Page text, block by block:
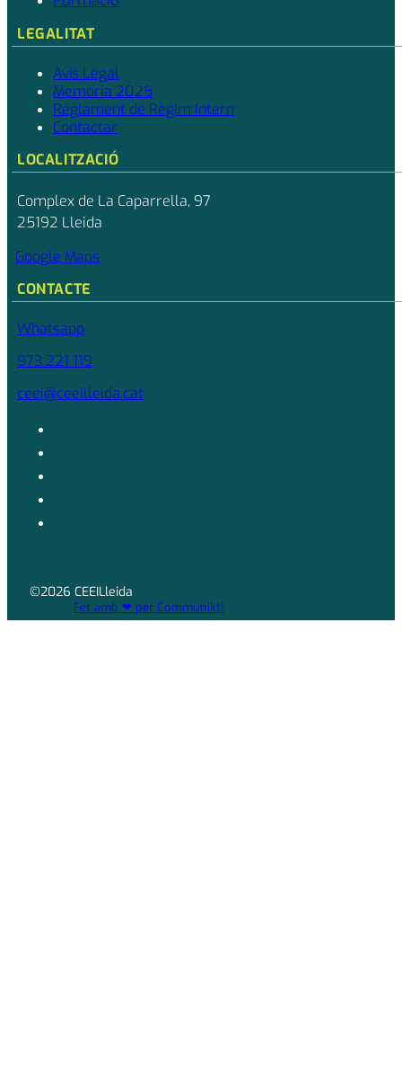
LEGALITAT
Avís Legal
Memòria 2025
Reglament de Règim Intern
Contactar
LOCALITZACIÓ
Complex de La Caparrella, 97
25192 Lleida
Google Maps
CONTACTE
Whatsapp
973 221 119
ceei@ceeilleida.cat
©2026 CEEILleida
Fet amb ❤ per Communikt!